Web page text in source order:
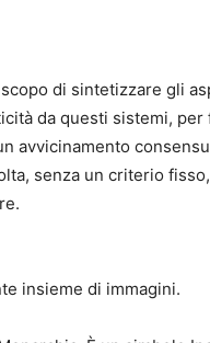
di sintetizzare gli
da questi sistemi,
avvicinamento
senza un criterio
insieme di immagini.